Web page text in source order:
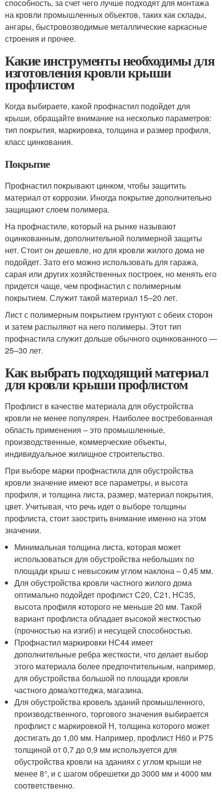
способность, за счет чего лучше подходят для монтажа
на кровли промышленных объектов, таких как склады,
ангары, быстровозводимые металлические каркасные
строения и прочее.
Какие инструменты необходимы для
изготовления кровли крыши
профлистом
Когда выбираете, какой профнастил подойдет для
крыши, обращайте внимание на несколько параметров:
тип покрытия, маркировка, толщина и размер профиля,
класс цинкования.
Покрытие
Профнастил покрывают цинком, чтобы защитить
материал от коррозии. Иногда покрытие дополнительно
защищают слоем полимера.
На профнастиле, который на рынке называют
оцинкованным, дополнительной полимерной защиты
нет. Стоит он дешевле, но для кровли жилого дома не
подойдет. Зато его можно использовать для гаража,
сарая или других хозяйственных построек, но менять его
придется чаще, чем профнастил с полимерным
покрытием. Служит такой материал 15–20 лет.
Лист с полимерным покрытием грунтуют с обеих сторон
и затем распыляют на него полимеры. Этот тип
профнастила служит дольше обычного оцинкованного —
25–30 лет.
Как выбрать подходящий материал
для кровли крыши профлистом
Профлист в качестве материала для обустройства
кровли не менее популярен. Наиболее востребованная
область применения – это промышленные,
производственные, коммерческие объекты,
индивидуальное жилищное строительство.
При выборе марки профнастила для обустройства
кровли значение имеют все параметры, и высота
профиля, и толщина листа, размер, материал покрытия,
цвет. Учитывая, что речь идет о выборе толщины
профлиста, стоит заострить внимание именно на этом
значении.
Минимальная толщина листа, которая может
использоваться для обустройства небольших по
площади крыш с невысоким углом наклона – 0,45 мм.
Для обустройства кровли частного жилого дома
оптимально подойдет профлист С20, С21, НС35,
высота профиля которого не меньше 20 мм. Такой
вариант профлиста обладает высокой жесткостью
(прочностью на изгиб) и несущей способностью.
Профнастил маркировки НС44 имеет
дополнительные ребра жесткости, что делает выбор
этого материала более предпочтительным, например,
для обустройства большой по площади кровли
частного дома/коттеджа, магазина.
Для обустройства кровель зданий промышленного,
производственного, торгового значения выбирается
профлист с маркировкой Н, толщина которого может
достигать до 1,00 мм. Например, профлист Н60 и Р75
толщиной от 0,7 до 0,9 мм используется для
обустройства кровли на зданиях с углом крыши не
менее 8°, и с шагом обрешетки до 3000 мм и 4000 мм
соответственно.